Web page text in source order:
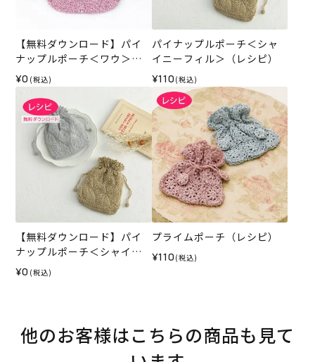
【無料ダウンロード】パイ
ナップルポーチ＜ワウ＞
（レシピ）
¥0 (税込)
パイナップルポーチ＜シャ
イニーフィル＞（レシピ）
¥110 (税込)
【無料ダウンロード】パイ
ナップルポーチ＜シャイニ
ーフィル＞（レシピ）
¥0 (税込)
プライムポーチ（レシピ）
¥110 (税込)
他のお客様はこちらの商品も見て